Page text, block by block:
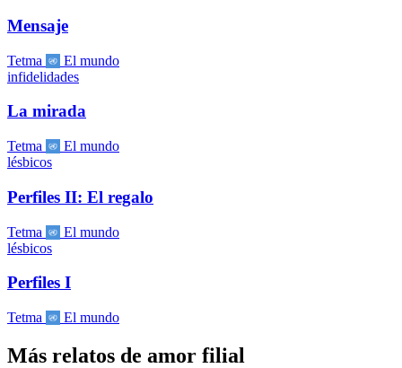
Mensaje
Tetma
El mundo
infidelidades
La mirada
Tetma
El mundo
lésbicos
Perfiles II: El regalo
Tetma
El mundo
lésbicos
Perfiles I
Tetma El mundo
Más relatos de amor filial